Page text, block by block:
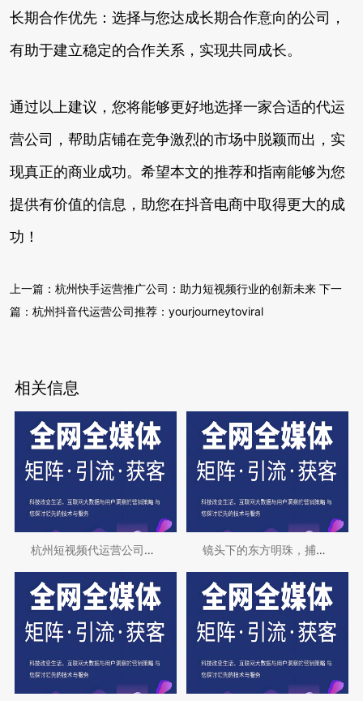
长期合作优先：选择与您达成长期合作意向的公司，
有助于建立稳定的合作关系，实现共同成长。
通过以上建议，您将能够更好地选择一家合适的代运
营公司，帮助店铺在竞争激烈的市场中脱颖而出，实
现真正的商业成功。希望本文的推荐和指南能够为您
提供有价值的信息，助您在抖音电商中取得更大的成
功！
上一篇： 杭州快手运营推广公司：助力短视频行业的创新未来 下一
篇： 杭州抖音代运营公司推荐：yourjourneytoviral
相关信息
杭州短视频代运营公司排名：选择优质服务的 镜头下的东方明珠，捕捉杭州的独特魅力